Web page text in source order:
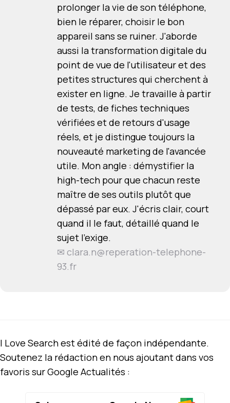
prolonger la vie de son téléphone,
bien le réparer, choisir le bon
appareil sans se ruiner. J'aborde
aussi la transformation digitale du
point de vue de l'utilisateur et des
petites structures qui cherchent à
exister en ligne. Je travaille à partir
de tests, de fiches techniques
vérifiées et de retours d'usage
réels, et je distingue toujours la
nouveauté marketing de l'avancée
utile. Mon angle : démystifier la
high-tech pour que chacun reste
maître de ses outils plutôt que
dépassé par eux. J'écris clair, court
quand il le faut, détaillé quand le
sujet l'exige.
✉ clara.n@reperation-telephone-
93.fr
I Love Search est édité de façon indépendante.
Soutenez la rédaction en nous ajoutant dans vos
favoris sur Google Actualités :